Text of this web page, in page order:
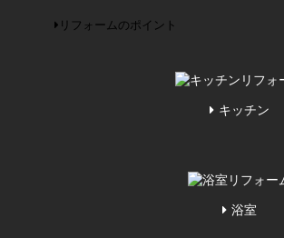
リフォームのポイント
キッチン
浴室